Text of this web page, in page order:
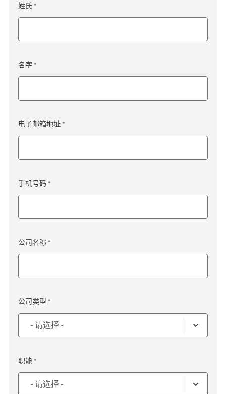
姓氏 *
名字 *
电子邮箱地址 *
手机号码 *
公司名称 *
公司类型 *
职能 *